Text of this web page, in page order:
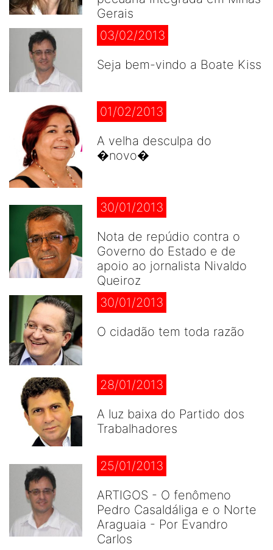
Gerais
03/02/2013
Seja bem-vindo a Boate Kiss
01/02/2013
A velha desculpa do
�novo�
30/01/2013
Nota de repúdio contra o
Governo do Estado e de
apoio ao jornalista Nivaldo
Queiroz
30/01/2013
O cidadão tem toda razão
28/01/2013
A luz baixa do Partido dos
Trabalhadores
25/01/2013
ARTIGOS - O fenômeno
Pedro Casaldáliga e o Norte
Araguaia - Por Evandro
Carlos